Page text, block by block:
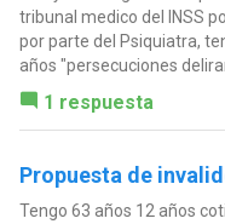
tribunal medico del INSS
por parte del Psiquiatra,
años "persecuciones
1 respuesta
Propuesta de
Tengo 63 años 12 años